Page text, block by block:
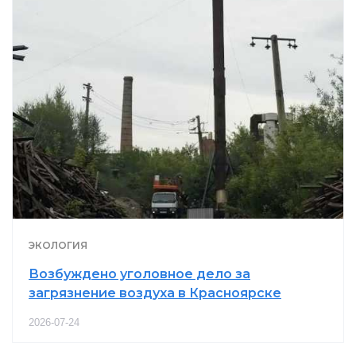
ЭКОЛОГИЯ
Возбуждено уголовное дело за
загрязнение воздуха в Красноярске
2026-07-24